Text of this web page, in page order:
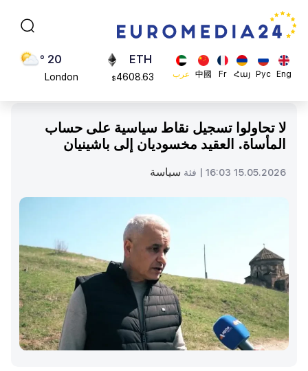
Eng
Рус
Հայ
Fr
中國 عرب
ADA
0.868816
ETH
$4608.63
20 °
London
23 °
Brussels
23 °
لا تحاولوا تسجيل نقاط سياسية على حساب
المأساة. العقيد مخسوديان إلى باشينيان
15.05.2026 16:03 | فئة سياسة